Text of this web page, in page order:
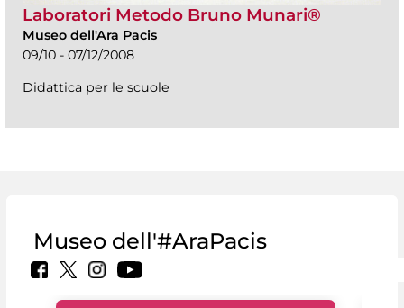
Laboratori Metodo Bruno Munari®
Museo dell'Ara Pacis
09/10 - 07/12/2008
Didattica per le scuole
Museo dell'#AraPacis